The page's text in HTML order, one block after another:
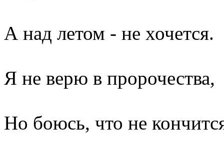
А над летом - не хочется.
Я не верю в пророчества,
Но боюсь, что не